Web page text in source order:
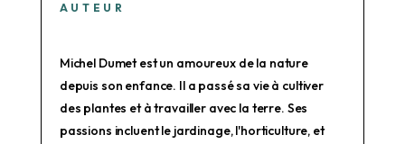
AUTEUR
Michel Dumet est un amoureux de la nature
depuis son enfance. Il a passé sa vie à cultiver
des plantes et à travailler avec la terre. Ses
passions incluent le jardinage, l'horticulture, et